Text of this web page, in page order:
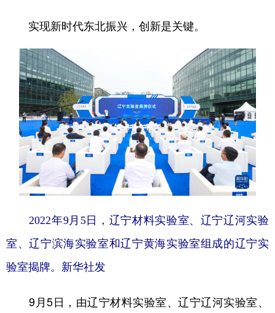
实现新时代东北振兴，创新是关键。
2022年9月5日，辽宁材料实验室、辽宁辽河实验
室、辽宁滨海实验室和辽宁黄海实验室组成的辽宁实
验室揭牌。新华社发
9月5日，由辽宁材料实验室、辽宁辽河实验室、